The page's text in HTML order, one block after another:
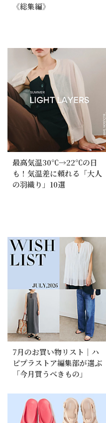
《総集編》
最高気温30℃→22℃の日
も！気温差に頼れる「大人
の羽織り」10選
7月のお買い物リスト｜ハ
ピプラストア編集部が選ぶ
「今月買うべきもの」